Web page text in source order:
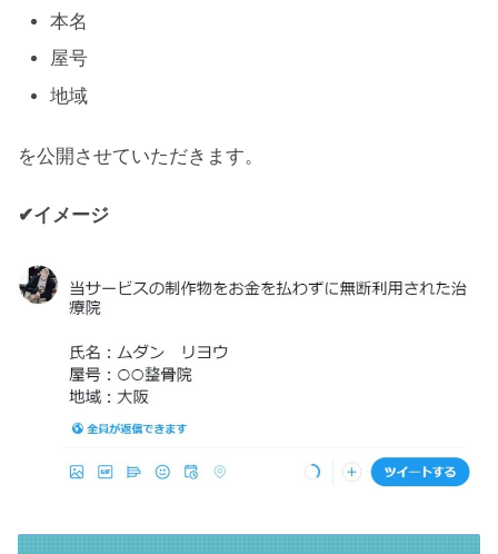
本名
屋号
地域
を公開させていただきます。
✔イメージ